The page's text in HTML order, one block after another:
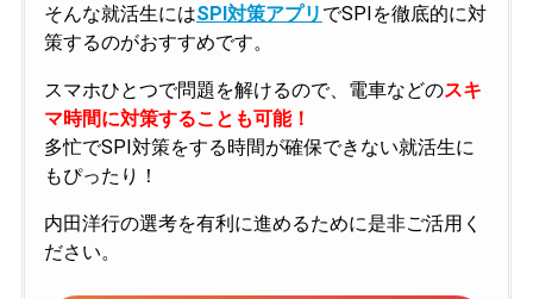
そんな就活生にはSPI対策アプリ でSPIを徹底的に対
策するのがおすすめです。
スマホひとつで問題を解けるので、電車などのスキ
マ時間に対策することも可能！
多忙でSPI対策をする時間が確保できない就活生に
もぴったり！
内田洋行の選考を有利に進めるために是非ご活用く
ださい。